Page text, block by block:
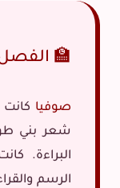
🏫 الفصل
صوفيا
شعر بني
البراءة.
الرسم